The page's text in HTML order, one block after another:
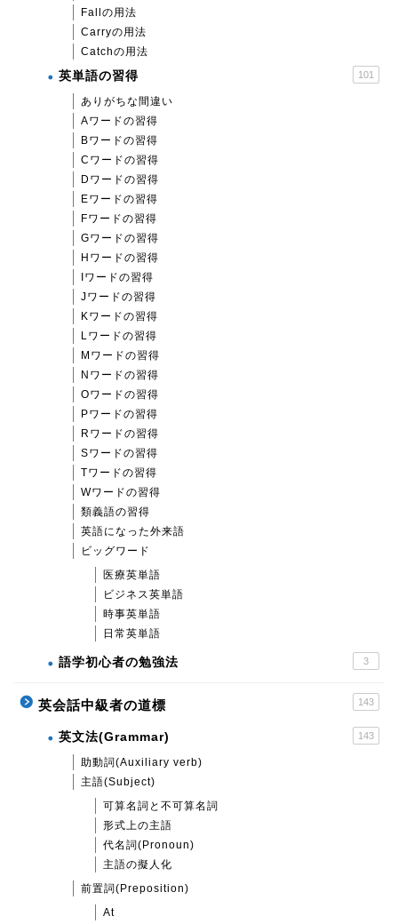
Fallの用法
Carryの用法
Catchの用法
英単語の習得 101
ありがちな間違い
Aワードの習得
Bワードの習得
Cワードの習得
Dワードの習得
Eワードの習得
Fワードの習得
Gワードの習得
Hワードの習得
Iワードの習得
Jワードの習得
Kワードの習得
Lワードの習得
Mワードの習得
Nワードの習得
Oワードの習得
Pワードの習得
Rワードの習得
Sワードの習得
Tワードの習得
Wワードの習得
類義語の習得
英語になった外来語
ビッグワード
医療英単語
ビジネス英単語
時事英単語
日常英単語
語学初心者の勉強法 3
英会話中級者の道標 143
英文法(Grammar) 143
助動詞(Auxiliary verb)
主語(Subject)
可算名詞と不可算名詞
形式上の主語
代名詞(Pronoun)
主語の擬人化
前置詞(Preposition)
At